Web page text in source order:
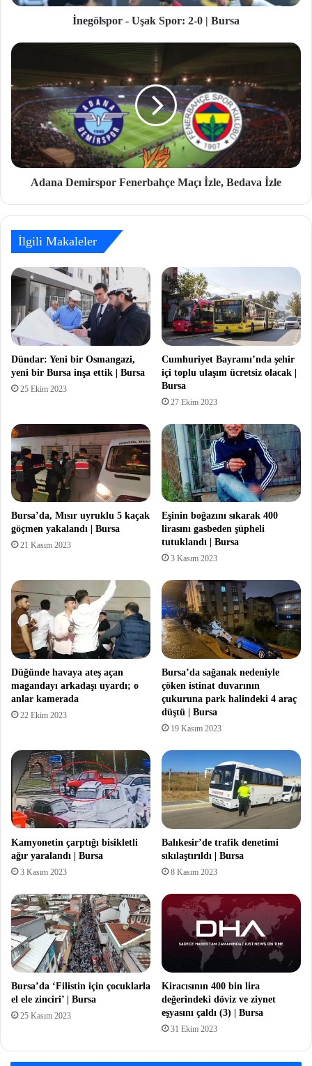
İnegölspor - Uşak Spor: 2-0 | Bursa
Adana Demirspor Fenerbahçe Maçı İzle, Bedava İzle
İlgili Makaleler
Dündar: Yeni bir Osmangazi,
yeni bir Bursa inşa ettik | Bursa
25 Ekim 2023
Cumhuriyet Bayramı’nda şehir
içi toplu ulaşım ücretsiz olacak |
Bursa
27 Ekim 2023
Bursa’da, Mısır uyruklu 5 kaçak
göçmen yakalandı | Bursa
21 Kasım 2023
Eşinin boğazını sıkarak 400
lirasını gasbeden şüpheli
tutuklandı | Bursa
3 Kasım 2023
Düğünde havaya ateş açan
magandayı arkadaşı uyardı; o
anlar kamerada
22 Ekim 2023
Bursa’da sağanak nedeniyle
çöken istinat duvarının
çukuruna park halindeki 4 araç
düştü | Bursa
19 Kasım 2023
Kamyonetin çarptığı bisikletli
ağır yaralandı | Bursa
3 Kasım 2023
Balıkesir’de trafik denetimi
sıkılaştırıldı | Bursa
8 Kasım 2023
Bursa’da ‘Filistin için çocuklarla
el ele zinciri’ | Bursa
25 Kasım 2023
Kiracısının 400 bin lira
değerindeki döviz ve ziynet
eşyasını çaldı (3) | Bursa
31 Ekim 2023